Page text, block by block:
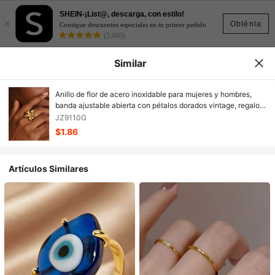
Obténla
×
SHEIN-¡List@, descarga, con estilo!
Consigue descuentos especiales en tu primer pedido
(5,000)
Similar
Anillo de flor de acero inoxidable para mujeres y hombres,
banda ajustable abierta con pétalos dorados vintage, regalo
de joyería
JZ9110G
$1.86
Artículos Similares